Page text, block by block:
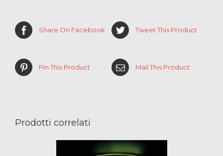
Share On Facebook Tweet This Product
Pin This Product Mail This Product
Prodotti correlati